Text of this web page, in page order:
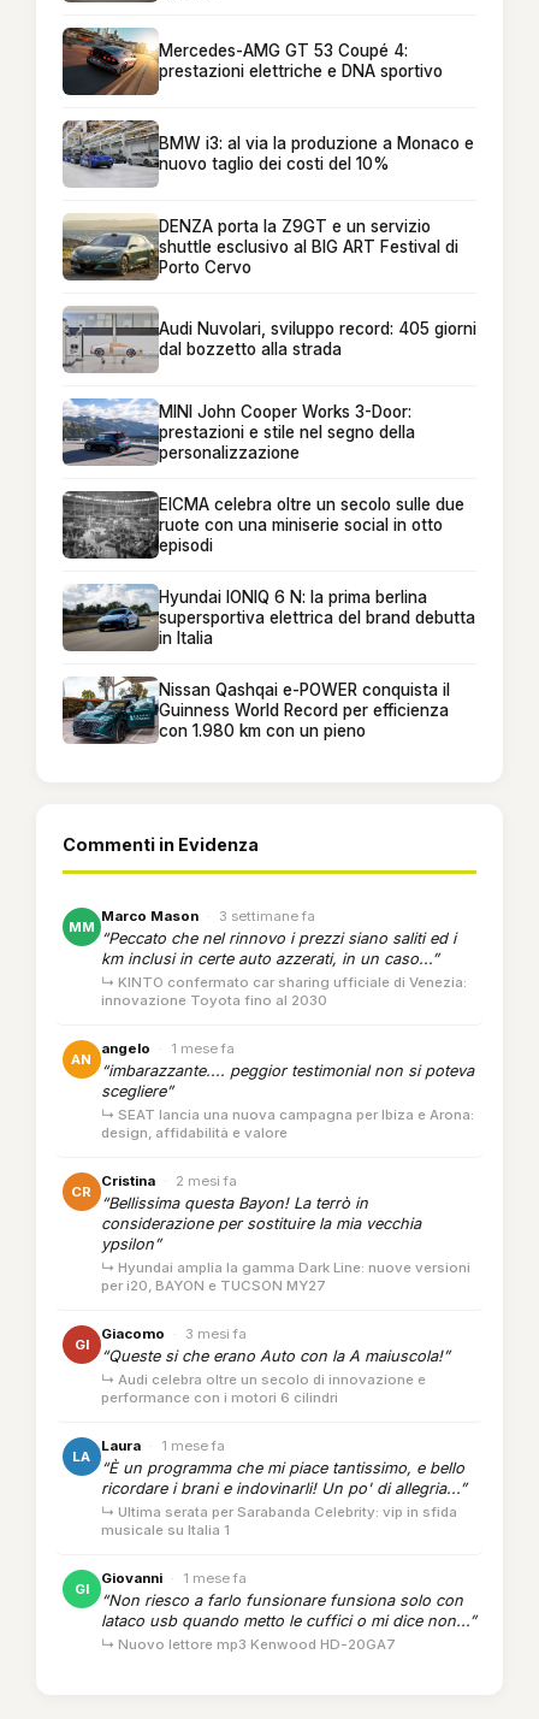
Mercedes-AMG GT 53 Coupé 4:
prestazioni elettriche e DNA sportivo
BMW i3: al via la produzione a Monaco e
nuovo taglio dei costi del 10%
DENZA porta la Z9GT e un servizio
shuttle esclusivo al BIG ART Festival di
Porto Cervo
Audi Nuvolari, sviluppo record: 405 giorni
dal bozzetto alla strada
MINI John Cooper Works 3-Door:
prestazioni e stile nel segno della
personalizzazione
EICMA celebra oltre un secolo sulle due
ruote con una miniserie social in otto
episodi
Hyundai IONIQ 6 N: la prima berlina
supersportiva elettrica del brand debutta
in Italia
Nissan Qashqai e-POWER conquista il
Guinness World Record per efficienza
con 1.980 km con un pieno
Commenti in Evidenza
MM
Marco Mason · 3 settimane fa
“Peccato che nel rinnovo i prezzi siano saliti ed i
km inclusi in certe auto azzerati, in un caso...”
↳ KINTO confermato car sharing ufficiale di Venezia:
innovazione Toyota fino al 2030
AN
angelo · 1 mese fa
“imbarazzante.... peggior testimonial non si poteva
scegliere”
↳ SEAT lancia una nuova campagna per Ibiza e Arona:
design, affidabilità e valore
CR
Cristina · 2 mesi fa
“Bellissima questa Bayon! La terrò in
considerazione per sostituire la mia vecchia
ypsilon”
↳ Hyundai amplia la gamma Dark Line: nuove versioni
per i20, BAYON e TUCSON MY27
GI
Giacomo · 3 mesi fa
“Queste si che erano Auto con la A maiuscola!”
↳ Audi celebra oltre un secolo di innovazione e
performance con i motori 6 cilindri
LA
Laura · 1 mese fa
“È un programma che mi piace tantissimo, e bello
ricordare i brani e indovinarli! Un po' di allegria...”
↳ Ultima serata per Sarabanda Celebrity: vip in sfida
musicale su Italia 1
GI
Giovanni · 1 mese fa
“Non riesco a farlo funsionare funsiona solo con
lataco usb quando metto le cuffici o mi dice non...”
↳ Nuovo lettore mp3 Kenwood HD-20GA7